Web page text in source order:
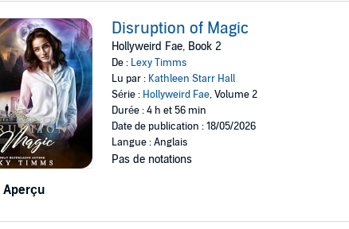
Aperçu
Disruption of Magic
Hollyweird Fae, Book 2
De : Lexy Timms
Lu par : Kathleen Starr Hall
Série : Hollyweird Fae, Volume 2
Durée : 4 h et 56 min
Date de publication : 18/05/2026
Langue : Anglais
Pas de notations